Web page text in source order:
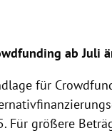
ab Juli
für
Für größere